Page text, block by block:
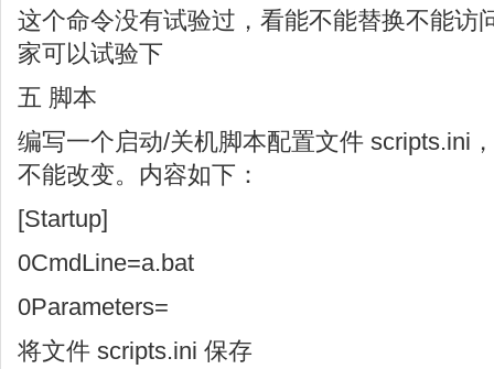
这个命令没有试验过，看能不能替换不能访
家可以试验下
五 脚本
编写一个启动/关机脚本配置文件 scripts.ini
不能改变。内容如下：
[Startup]
0CmdLine=a.bat
0Parameters=
将文件 scripts.ini 保存